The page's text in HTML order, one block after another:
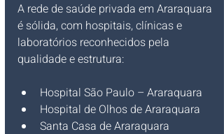
A rede de saúde privada em Araraquara
é sólida, com hospitais, clínicas e
laboratórios reconhecidos pela
qualidade e estrutura:
Hospital São Paulo – Araraquara
Hospital de Olhos de Araraquara
Santa Casa de Araraquara